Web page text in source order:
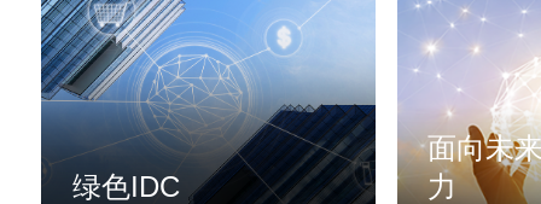
绿色IDC
面向未
力